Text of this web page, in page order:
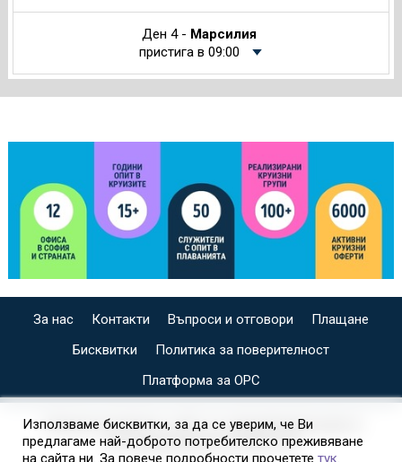
Ден 4 - Марсилия
пристига в 09:00
За нас Контакти Въпроси и отговори
Плащане
Бисквитки
Политика за поверителност
Платформа за ОРС
СПЕЦИАЛИЗИРАН САЙТ ЗА ИНДИВИДУАЛНИ И
ОРГАНИЗИРАНИ КРУИЗИ НА
Използваме бисквитки, за да се уверим, че Ви
предлагаме най-доброто потребителско преживяване
на сайта ни. За повече подробности прочетете тук